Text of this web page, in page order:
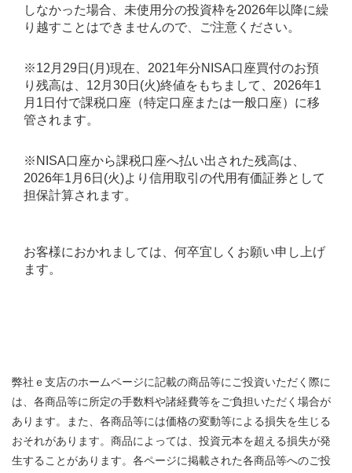
しなかった場合、未使用分の投資枠を2026年以降に繰
り越すことはできませんので、ご注意ください。
※12月29日(月)現在、2021年分NISA口座買付のお預
り残高は、12月30日(火)終値をもちまして、2026年1
月1日付で課税口座（特定口座または一般口座）に移
管されます。
※NISA口座から課税口座へ払い出された残高は、
2026年1月6日(火)より信用取引の代用有価証券として
担保計算されます。
お客様におかれましては、何卒宜しくお願い申し上げ
ます。
弊社ｅ支店のホームページに記載の商品等にご投資いただく際に
は、各商品等に所定の手数料や諸経費等をご負担いただく場合が
あります。また、各商品等には価格の変動等による損失を生じる
おそれがあります。商品によっては、投資元本を超える損失が発
生することがあります。各ページに掲載された各商品等へのご投